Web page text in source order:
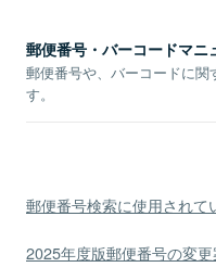
郵便番号・バーコードマニ
郵便番号や、バーコードに関
す。
郵便番号検索に使用されて
2025年度版郵便番号の変更